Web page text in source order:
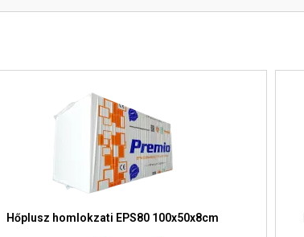
Hőplusz homlokzati EPS80 100x50x8cm